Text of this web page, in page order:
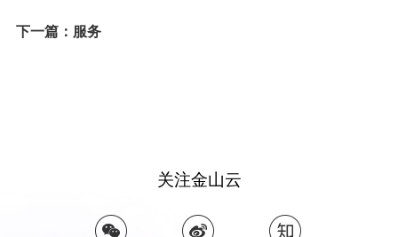
下一篇：服务
关注金山云